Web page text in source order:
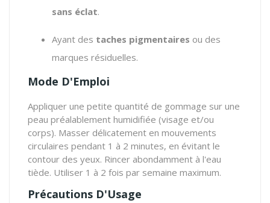
sans éclat.
Ayant des taches pigmentaires ou des
marques résiduelles.
Mode D'Emploi
Appliquer une petite quantité de gommage sur une
peau préalablement humidifiée (visage et/ou
corps). Masser délicatement en mouvements
circulaires pendant 1 à 2 minutes, en évitant le
contour des yeux. Rincer abondamment à l'eau
tiède. Utiliser 1 à 2 fois par semaine maximum.
Précautions D'Usage